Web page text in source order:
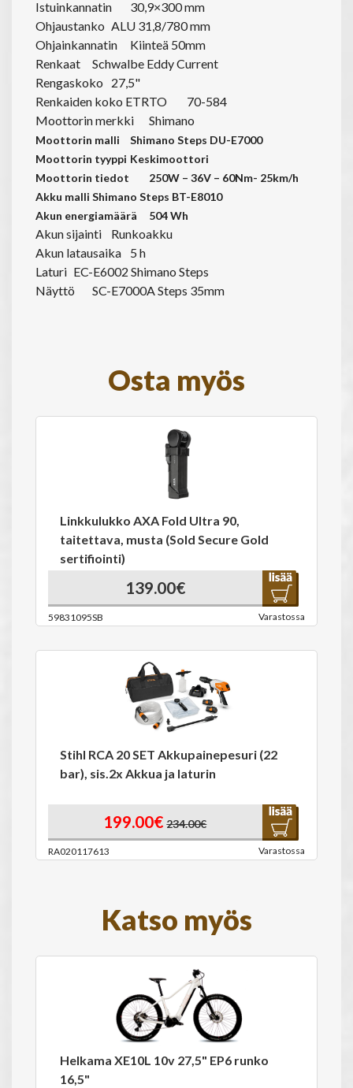
Istuinkannatin
30,9×300 mm
Ohjaustanko ALU 31,8/780 mm
Ohjainkannatin
Kiinteä 50mm
Renkaat
Schwalbe Eddy Current
Rengaskoko
27,5"
Renkaiden koko ETRTO
70-584
Moottorin merkki
Shimano
Moottorin malli
Shimano Steps DU-E7000
Moottorin tyyppi Keskimoottori
Moottorin tiedot
250W – 36V – 60Nm- 25km/h
Akku malli Shimano Steps BT-E8010
Akun energiamäärä
504 Wh
Akun sijainti
Runkoakku
Akun latausaika
5 h
Laturi EC-E6002 Shimano Steps
Näyttö
SC-E7000A Steps 35mm
Osta myös
Linkkulukko AXA Fold Ultra 90,
taitettava, musta (Sold Secure Gold
sertifiointi)
139.00€
59831095SB Varastossa
Stihl RCA 20 SET Akkupainepesuri (22
bar), sis.2x Akkua ja laturin
199.00€ 234.00€
RA020117613 Varastossa
Katso myös
Helkama XE10L 10v 27,5" EP6 runko
16,5"